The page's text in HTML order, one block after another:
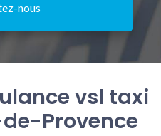
nous
vsl taxi
Provence